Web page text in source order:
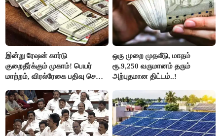
இன்று ரேஷன் கார்டு
குறைதீர்க்கும் முகாம்! பெயர்
மாற்றம், விரல்ரேகை பதிவு செய்ய
ஒரு முறை முதலீடு, மாதம்
ரூ.9,250 வருமானம் தரும்
அற்புதமான திட்டம்..!